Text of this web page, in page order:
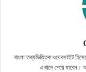
বাংলা তথ্যভিত্তিক ওয়েবসাইট
এখানে পেয়ে যাবেন।